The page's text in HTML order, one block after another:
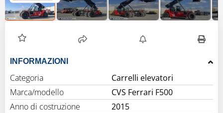
INFORMAZIONI
Categoria
Carrelli elevatori
Marca/modello
CVS Ferrari F500
Anno di costruzione
2015